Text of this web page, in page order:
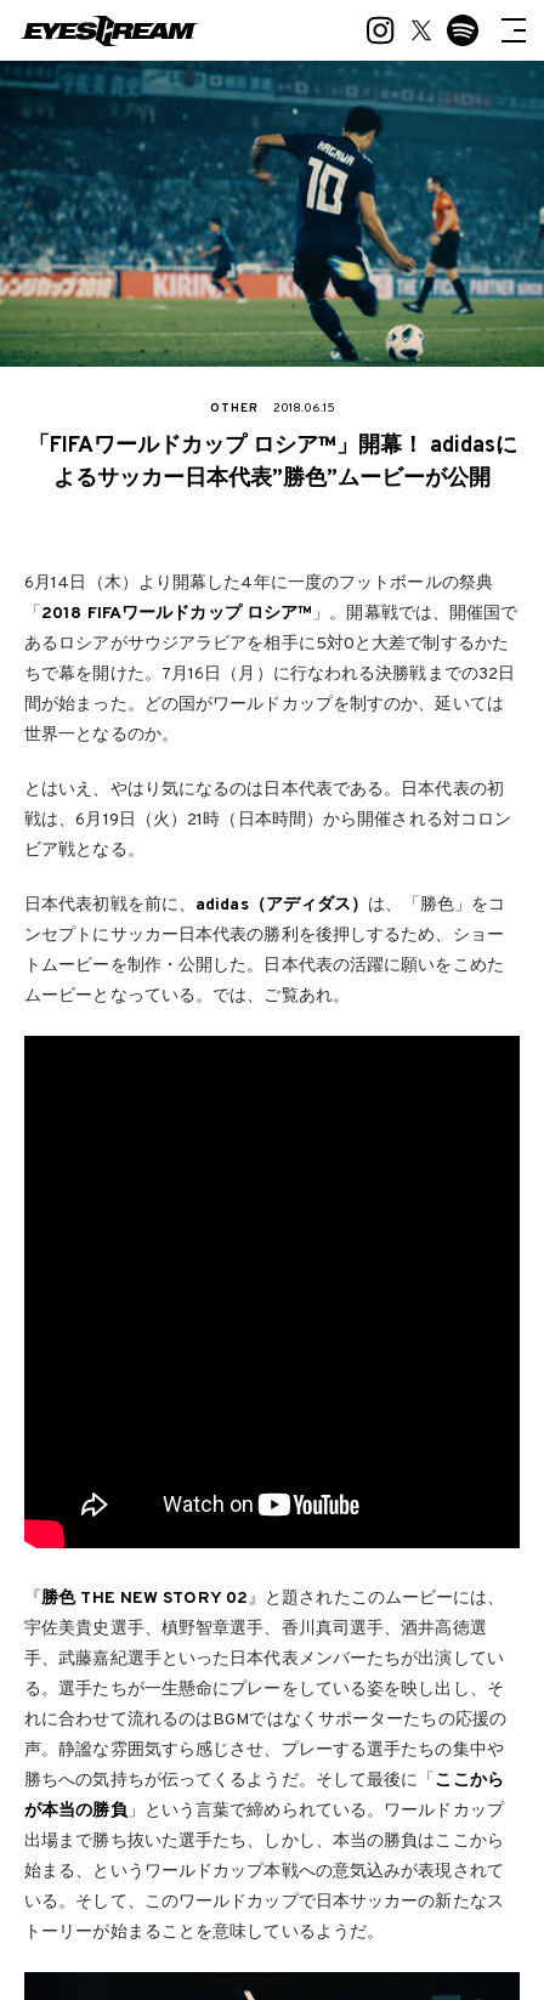
OTHER 2018.06.15
「FIFAワールドカップ ロシア™」開幕！ adidasに
よるサッカー日本代表”勝色”ムービーが公開
6月14日（木）より開幕した4年に一度のフットボールの祭典
「 2018 FIFAワールドカップ ロシア™」。開幕戦では、開催国で
あるロシアがサウジアラビアを相手に5対0と大差で制するかた
ちで幕を開けた。7月16日（月）に行なわれる決勝戦までの32日
間が始まった。どの国がワールドカップを制すのか、延いては
世界一となるのか。
とはいえ、やはり気になるのは日本代表である。日本代表の初
戦は、6月19日（火）21時（日本時間）から開催される対コロン
ビア戦となる。
日本代表初戦を前に、 adidas（アディダス） は、「勝色」をコ
ンセプトにサッカー日本代表の勝利を後押しするため、ショー
トムービーを制作・公開した。日本代表の活躍に願いをこめた
ムービーとなっている。では、ご覧あれ。
『勝色 THE NEW STORY 02』と題されたこのムービーには、
宇佐美貴史選手、槙野智章選手、香川真司選手、酒井高徳選
手、武藤嘉紀選手といった日本代表メンバーたちが出演してい
る。選手たちが一生懸命にプレーをしている姿を映し出し、そ
れに合わせて流れるのはBGMではなくサポーターたちの応援の
声。静謐な雰囲気すら感じさせ、プレーする選手たちの集中や
勝ちへの気持ちが伝ってくるようだ。そして最後に「 ここから
が本当の勝負」という言葉で締められている。ワールドカップ
出場まで勝ち抜いた選手たち、しかし、本当の勝負はここから
始まる、というワールドカップ本戦への意気込みが表現されて
いる。そして、このワールドカップで日本サッカーの新たなス
トーリーが始まることを意味しているようだ。